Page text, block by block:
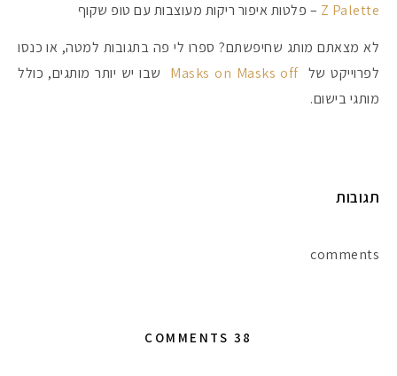
Z Palette – פלטות איפור ריקות מעוצבות עם טופ שקוף
לא מצאתם מותג שחיפשתם? ספרו לי פה בתגובות למטה, או כנסו
לפרוייקט של Masks on Masks off
שבו יש יותר מותגים, כולל
מותגי בישום.
תגובות
comments
38 COMMENTS